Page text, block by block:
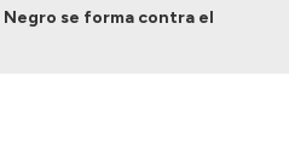
se forma contra el